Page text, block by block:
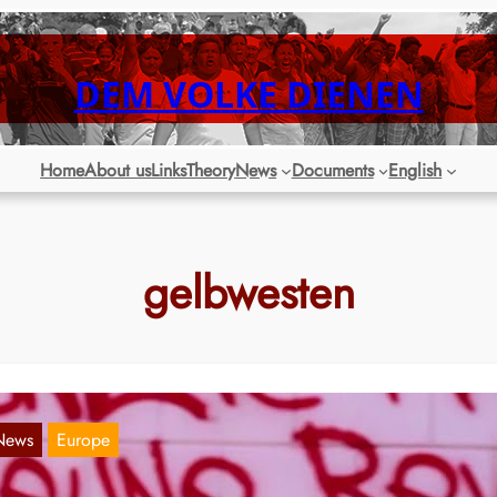
DEM VOLKE DIENEN
HomeAbout usLinksTheoryNews Documents English
gelbwesten
Europe